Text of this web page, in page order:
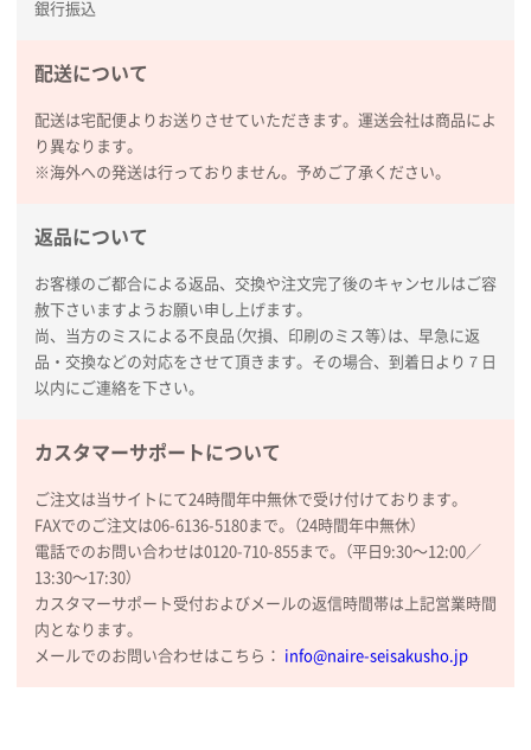
熊本県S社様
ぺんてる ビクーニャフィール1000枚
2026年01月26日 15:45
印刷範囲が広かったから、取扱商品
新潟県R社様
2026年01月16日 10:53
納期が比較的短く、ロット数が豊富に選べて価格が安
かったため
山口県P社様
③1枚
希望の商品の取り扱いがあったので
大阪府のお客様
厚手コットンマチ付トートL ナチュラル(A4対応)
200枚
2025年12月25日 13:33
銀行振込
配送について
配送は宅配便よりお送りさせていただきます。運送会社は商品によ
り異なります。
※海外への発送は行っておりません。予めご了承ください。
返品について
お客様のご都合による返品、交換や注文完了後のキャンセルはご容
赦下さいますようお願い申し上げます。
尚、当方のミスによる不良品（欠損、印刷のミス等）は、早急に返
品・交換などの対応をさせて頂きます。その場合、到着日より７日
以内にご連絡を下さい。
カスタマーサポートについて
ご注文は当サイトにて24時間年中無休で受け付けております。
FAXでのご注文は06-6136-5180まで。（24時間年中無休）
電話でのお問い合わせは0120-710-855まで。（平日9:30〜12:00／
13:30〜17:30）
カスタマーサポート受付およびメールの返信時間帯は上記営業時間
内となります。
メールでのお問い合わせはこちら： info@naire-seisakusho.jp